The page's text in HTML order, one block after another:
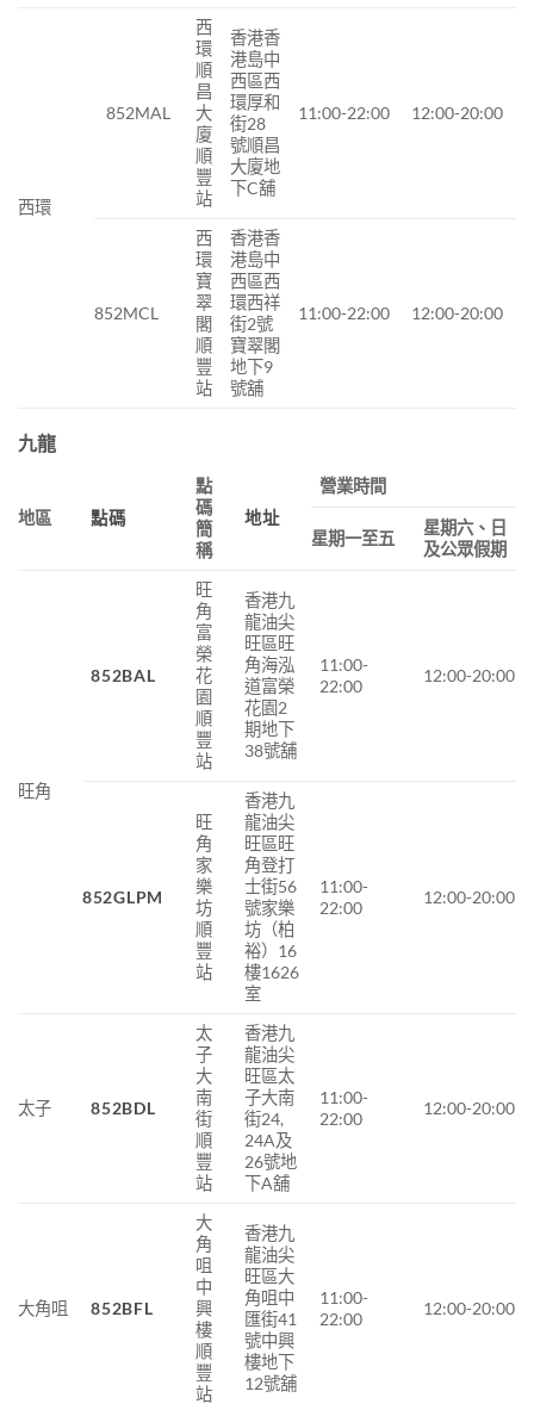
西環
852MAL
西
環
順
昌
大
廈
順
豐
站
香港香
港島中
西區西
環厚和
街28
號順昌
大廈地
下C舖
11:00-22:00 12:00-20:00
852MCL
西
環
寶
翠
閣
順
豐
站
香港香
港島中
西區西
環西祥
街2號
寶翠閣
地下9
號舖
11:00-22:00 12:00-20:00
九龍
地區 點碼
點
碼
簡
稱
地址
營業時間
星期一至五
星期六、日
及公眾假期
旺角
852BAL
旺
角
富
榮
花
園
順
豐
站
香港九
龍油尖
旺區旺
角海泓
道富榮
花園2
期地下
38號舖
11:00-
22:00
12:00-20:00
852GLPM
旺
角
家
樂
坊
順
豐
站
香港九
龍油尖
旺區旺
角登打
士街56
號家樂
坊（柏
裕）16
樓1626
室
11:00-
22:00
12:00-20:00
太子 852BDL
太
子
大
南
街
順
豐
站
香港九
龍油尖
旺區太
子大南
街24,
24A及
26號地
下A舖
11:00-
22:00
12:00-20:00
大角咀 852BFL
大
角
咀
中
興
樓
順
豐
站
香港九
龍油尖
旺區大
角咀中
匯街41
號中興
樓地下
12號舖
11:00-
22:00
12:00-20:00